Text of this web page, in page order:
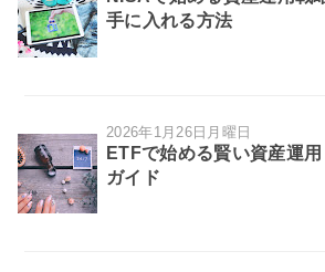
手に入れる方法
2026年1月26日月曜日
ETFで始める賢い資産運
ガイド